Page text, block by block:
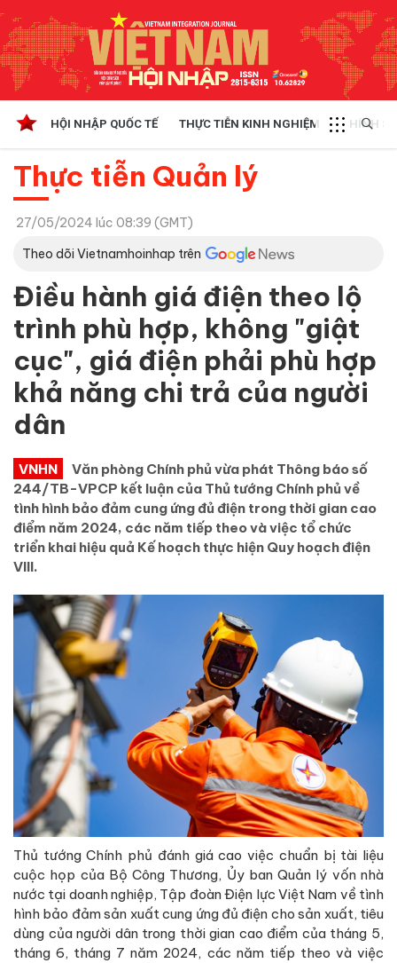
HỘI NHẬP QUỐC TẾ THỰC TIỄN KINH NGHIỆM CHÍNH
Thực tiễn Quản lý
27/05/2024 lúc 08:39 (GMT)
Theo dõi Vietnamhoinhap trên
Điều hành giá điện theo lộ
trình phù hợp, không "giật
cục", giá điện phải phù hợp
khả năng chi trả của người
dân
VNHN
Văn phòng Chính phủ vừa phát Thông báo số
244/TB-VPCP kết luận của Thủ tướng Chính phủ về
tình hình bảo đảm cung ứng đủ điện trong thời gian cao
điểm năm 2024, các năm tiếp theo và việc tổ chức
triển khai hiệu quả Kế hoạch thực hiện Quy hoạch điện
VIII.
Thủ tướng Chính phủ đánh giá cao việc chuẩn bị tài liệu
cuộc họp của Bộ Công Thương, Ủy ban Quản lý vốn nhà
nước tại doanh nghiệp, Tập đoàn Điện lực Việt Nam về tình
hình bảo đảm sản xuất cung ứng đủ điện cho sản xuất, tiêu
dùng của người dân trong thời gian cao điểm của tháng 5,
tháng 6, tháng 7 năm 2024, các năm tiếp theo và việc